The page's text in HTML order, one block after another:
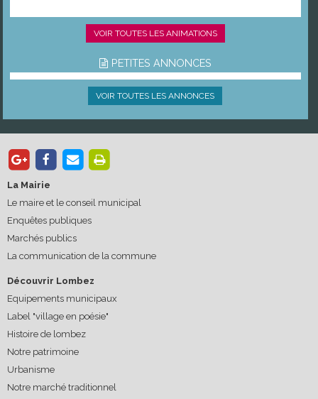
VOIR TOUTES LES ANIMATIONS
PETITES ANNONCES
VOIR TOUTES LES ANNONCES
La Mairie
Le maire et le conseil municipal
Enquêtes publiques
Marchés publics
La communication de la commune
Découvrir Lombez
Equipements municipaux
Label "village en poésie"
Histoire de lombez
Notre patrimoine
Urbanisme
Notre marché traditionnel